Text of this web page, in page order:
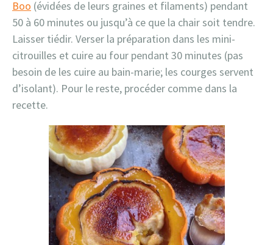
Boo (évidées de leurs graines et filaments) pendant
50 à 60 minutes ou jusqu’à ce que la chair soit tendre.
Laisser tiédir. Verser la préparation dans les mini-
citrouilles et cuire au four pendant 30 minutes (pas
besoin de les cuire au bain-marie; les courges servent
d’isolant). Pour le reste, procéder comme dans la
recette.